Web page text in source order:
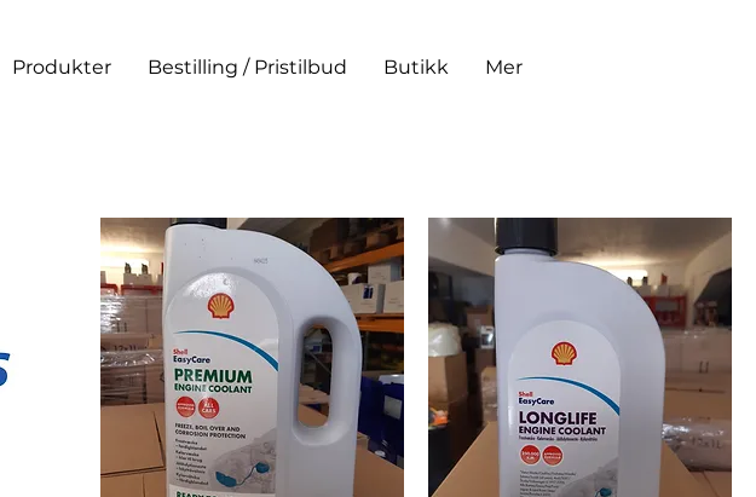
Produkter Bestilling / Pristilbud Butikk Mer